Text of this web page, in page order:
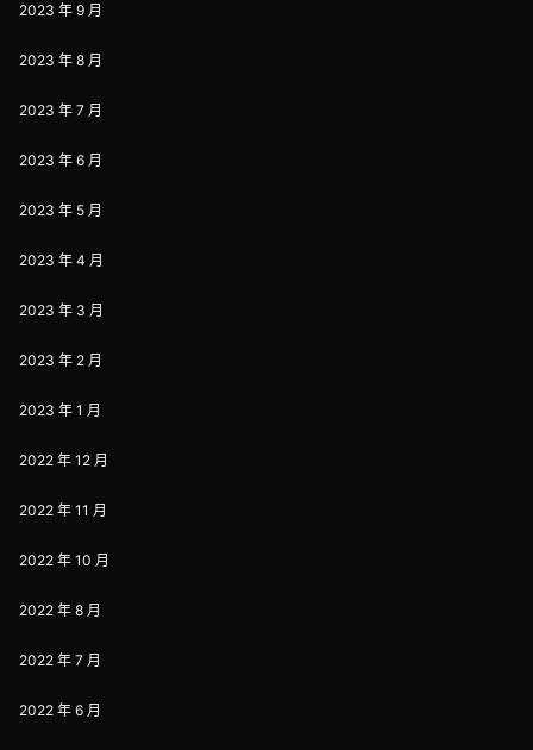
2023 年 9 月
2023 年 8 月
2023 年 7 月
2023 年 6 月
2023 年 5 月
2023 年 4 月
2023 年 3 月
2023 年 2 月
2023 年 1 月
2022 年 12 月
2022 年 11 月
2022 年 10 月
2022 年 8 月
2022 年 7 月
2022 年 6 月